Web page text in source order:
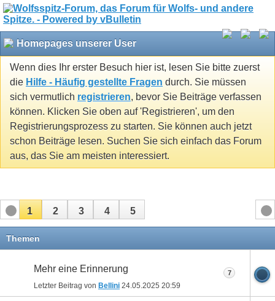
Homepages unserer User
Wenn dies Ihr erster Besuch hier ist, lesen Sie bitte zuerst
die Hilfe - Häufig gestellte Fragen durch. Sie müssen
sich vermutlich registrieren, bevor Sie Beiträge verfassen
können. Klicken Sie oben auf 'Registrieren', um den
Registrierungsprozess zu starten. Sie können auch jetzt
schon Beiträge lesen. Suchen Sie sich einfach das Forum
aus, das Sie am meisten interessiert.
1 2 3 4 5
Themen
Mehr eine Erinnerung
Letzter Beitrag von Bellini 24.05.2025 20:59
7